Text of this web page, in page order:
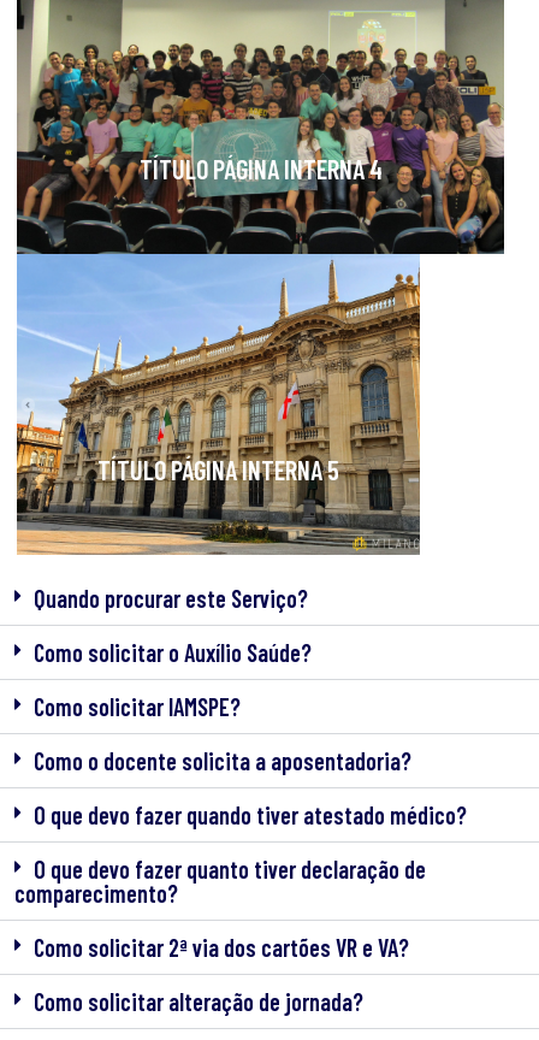
TÍTULO PÁGINA INTERNA 4
TÍTULO PÁGINA INTERNA 5
Quando procurar este Serviço?
Como solicitar o Auxílio Saúde?
Como solicitar IAMSPE?
Como o docente solicita a aposentadoria?
O que devo fazer quando tiver atestado médico?
O que devo fazer quanto tiver declaração de
comparecimento?
Como solicitar 2ª via dos cartões VR e VA?
Como solicitar alteração de jornada?